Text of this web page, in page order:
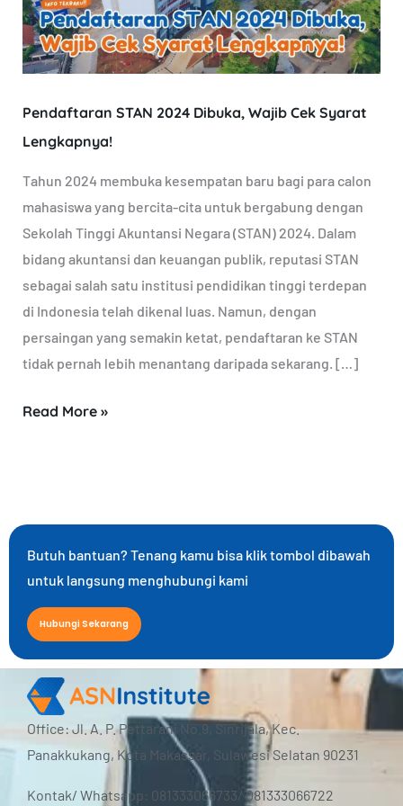
Pendaftaran STAN 2024 Dibuka, Wajib Cek Syarat
Lengkapnya!
Tahun 2024 membuka kesempatan baru bagi para calon
mahasiswa yang bercita-cita untuk bergabung dengan
Sekolah Tinggi Akuntansi Negara (STAN) 2024. Dalam
bidang akuntansi dan keuangan publik, reputasi STAN
sebagai salah satu institusi pendidikan tinggi terdepan
di Indonesia telah dikenal luas. Namun, dengan
persaingan yang semakin ketat, pendaftaran ke STAN
tidak pernah lebih menantang daripada sekarang. […]
Wajib
Cek
Syarat
Read More »
Butuh bantuan? Tenang kamu bisa klik tombol dibawah
untuk langsung menghubungi kami
Hubungi Sekarang
Office: Jl. A. P. Pettarani No.9, Sinrijala, Kec.
Panakkukang, Kota Makassar, Sulawesi Selatan 90231
Kontak/ Whatsapp: 081333066733/ 081333066722